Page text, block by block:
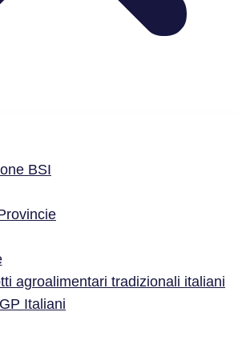
BSI
agroalimentari tradizionali italiani
Italiani